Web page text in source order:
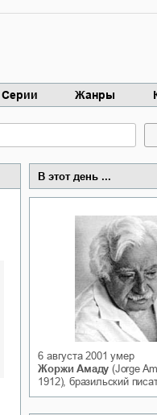
Серии Жанры
Белая
В этот день ...
6 августа 2001 умер
Жоржи Амаду (Jorge
1912), бразильский